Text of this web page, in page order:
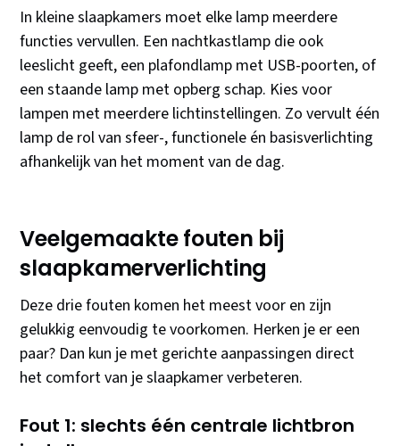
In kleine slaapkamers moet elke lamp meerdere
functies vervullen. Een nachtkastlamp die ook
leeslicht geeft, een plafondlamp met USB-poorten, of
een staande lamp met opberg schap. Kies voor
lampen met meerdere lichtinstellingen. Zo vervult één
lamp de rol van sfeer-, functionele én basisverlichting
afhankelijk van het moment van de dag.
Veelgemaakte fouten bij
slaapkamerverlichting
Deze drie fouten komen het meest voor en zijn
gelukkig eenvoudig te voorkomen. Herken je er een
paar? Dan kun je met gerichte aanpassingen direct
het comfort van je slaapkamer verbeteren.
Fout 1: slechts één centrale lichtbron